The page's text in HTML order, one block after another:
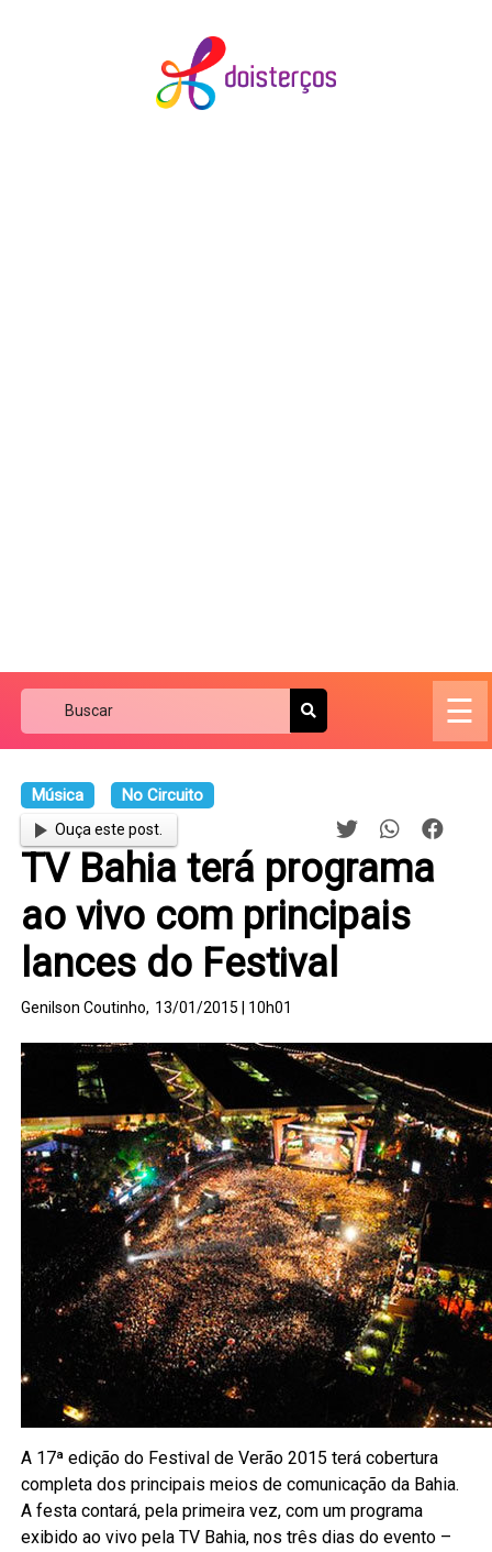
☰
Música No Circuito
Ouça este post.
TV Bahia terá programa
ao vivo com principais
lances do Festival
Genilson Coutinho, 13/01/2015 | 10h01
A 17ª edição do Festival de Verão 2015 terá cobertura
completa dos principais meios de comunicação da Bahia.
A festa contará, pela primeira vez, com um programa
exibido ao vivo pela TV Bahia, nos três dias do evento –